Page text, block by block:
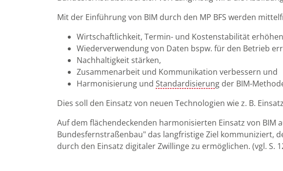
Mit der Einführung von BIM durch den MP BFS werden
Wirtschaftlichkeit, Termin- und Kostenstabilität
Wiederverwendung von Daten bspw. für den Betrieb
Nachhaltigkeit stärken,
Zusammenarbeit und Kommunikation verbessern und
Harmonisierung und Standardisierung der BIM-
Dies soll den Einsatz von neuen Technologien wie z. B.
Auf dem flächendeckenden harmonisierten Einsatz von BIM
Bundesfernstraßenbau" das langfristige Ziel
durch den Einsatz digitaler Zwillinge zu ermöglichen. (vgl. S.